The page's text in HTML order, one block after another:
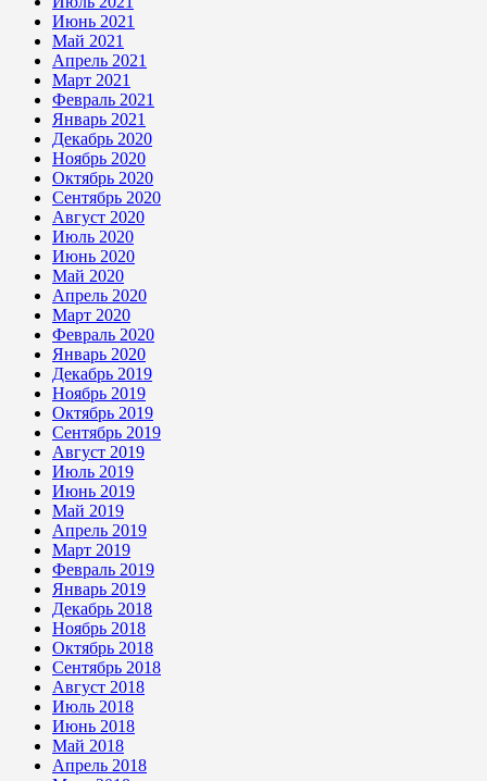
Июнь 2021
Май 2021
Апрель 2021
Март 2021
Февраль 2021
Январь 2021
Декабрь 2020
Ноябрь 2020
Октябрь 2020
Сентябрь 2020
Август 2020
Июль 2020
Июнь 2020
Май 2020
Апрель 2020
Март 2020
Февраль 2020
Январь 2020
Декабрь 2019
Ноябрь 2019
Октябрь 2019
Сентябрь 2019
Август 2019
Июль 2019
Июнь 2019
Май 2019
Апрель 2019
Март 2019
Февраль 2019
Январь 2019
Декабрь 2018
Ноябрь 2018
Октябрь 2018
Сентябрь 2018
Август 2018
Июль 2018
Июнь 2018
Май 2018
Апрель 2018